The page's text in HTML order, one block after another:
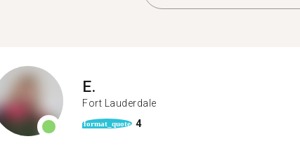
E.
Fort Lauderdale
format_quote 4